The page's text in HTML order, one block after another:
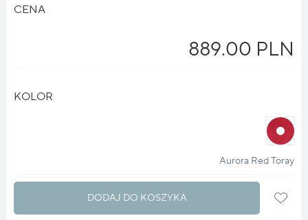
CENA
889.00 PLN
KOLOR
halo
?
Aurora Red Toray
DODAJ DO KOSZYKA